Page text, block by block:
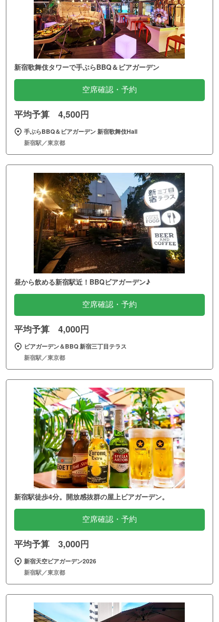
新宿歌舞伎タワーで手ぶらBBQ＆ビアガーデン
空席確認・予約
平均予算 4,500円
手ぶらBBQ＆ビアガーデン 新宿歌舞伎Hall
新宿駅／東京都
昼から飲める新宿駅近！BBQビアガーデン♪
空席確認・予約
平均予算 4,000円
ビアガーデン＆BBQ 新宿三丁目テラス
新宿駅／東京都
新宿駅徒歩4分。開放感抜群の屋上ビアガーデン。
空席確認・予約
平均予算 3,000円
新宿天空ビアガーデン2026
新宿駅／東京都